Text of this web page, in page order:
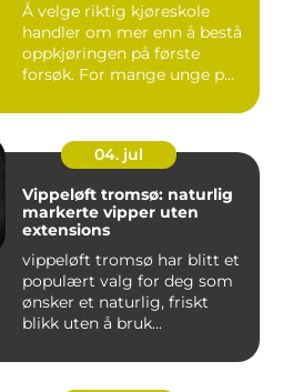
Å velge riktig kjøreskole
handler om mer enn å bestå
oppkjøringen på første
forsøk. For mange unge p...
04. jul
Vippeløft tromsø: naturlig
markerte vipper uten
extensions
vippeløft tromsø har blitt et
populært valg for deg som
ønsker et naturlig, friskt
blikk uten å bruk...